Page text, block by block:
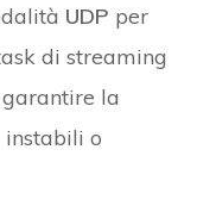
UDP per
di streaming
la
instabili o